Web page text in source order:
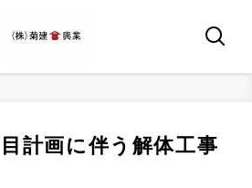
目計画に伴う解体工事